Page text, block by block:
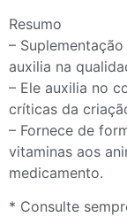
Resumo
–
auxilia na
– Ele auxilia no
críticas da
– Fornece de
vitaminas aos
medicamento.
* Consulte